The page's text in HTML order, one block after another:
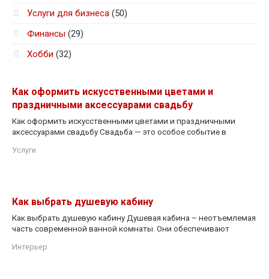
Услуги для бизнеса (50)
Финансы (29)
Хобби (32)
Как оформить искусственными цветами и
праздничными аксессуарами свадьбу
Как оформить искусственными цветами и праздничными
аксессуарами свадьбу Свадьба — это особое событие в
Услуги
Как выбрать душевую кабину
Как выбрать душевую кабину Душевая кабина – неотъемлемая
часть современной ванной комнаты. Они обеспечивают
Интерьер